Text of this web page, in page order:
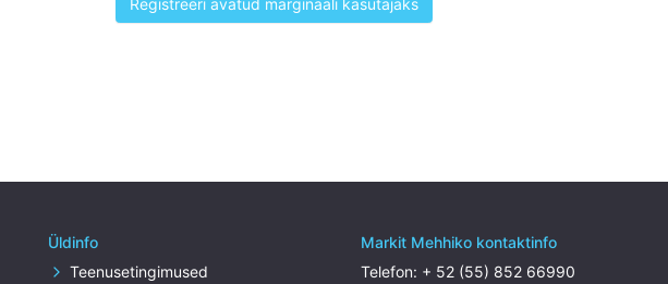
Registreeri avatud marginaali kasutajaks
Üldinfo
Teenusetingimused
Markit Mehhiko kontaktinfo
Telefon: + 52 (55) 852 66990